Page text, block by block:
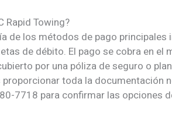
Rapid Towing?
de los métodos de pago principales
de débito. El pago se cobra en el
por una póliza de seguro o
toda la documentación
7718 para confirmar las opciones